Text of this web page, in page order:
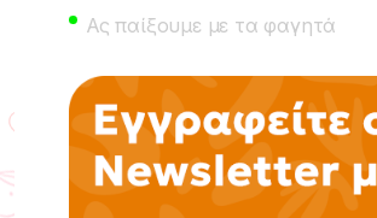
Ας παίξουμε με τα φαγητά